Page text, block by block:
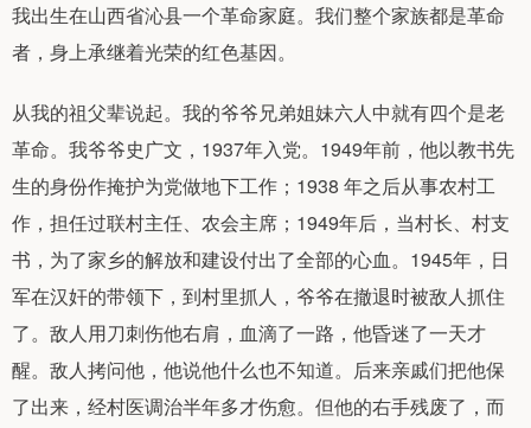
我出生在山西省沁县一个革命家庭。我们整个家族都是革命
者，身上承继着光荣的红色基因。
从我的祖父辈说起。我的爷爷兄弟姐妹六人中就有四个是老
革命。我爷爷史广文，1937年入党。1949年前，他以教书先
生的身份作掩护为党做地下工作；1938 年之后从事农村工
作，担任过联村主任、农会主席；1949年后，当村长、村支
书，为了家乡的解放和建设付出了全部的心血。1945年，日
军在汉奸的带领下，到村里抓人，爷爷在撤退时被敌人抓住
了。敌人用刀刺伤他右肩，血滴了一路，他昏迷了一天才
醒。敌人拷问他，他说他什么也不知道。后来亲戚们把他保
了出来，经村医调治半年多才伤愈。但他的右手残废了，而